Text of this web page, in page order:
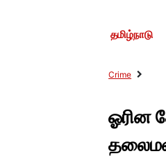
தமிழ்நாடு
Crime
ஓரின